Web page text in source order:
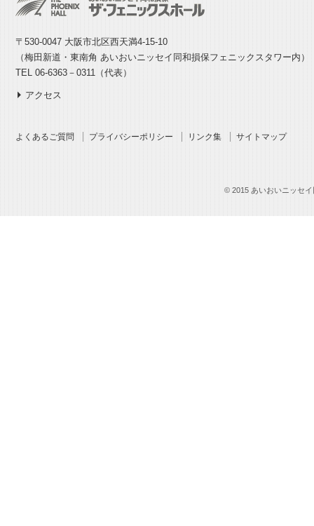
〒530-0047 大阪市北区西天満4-15-10
（梅田新道・東南角 あいおいニッセイ同和損保フェニックスタワー内）
TEL 06-6363－0311（代表）
アクセス
よくあるご質問 プライバシーポリシー リンク集 サイトマップ
© 2015 あいおいニッセ